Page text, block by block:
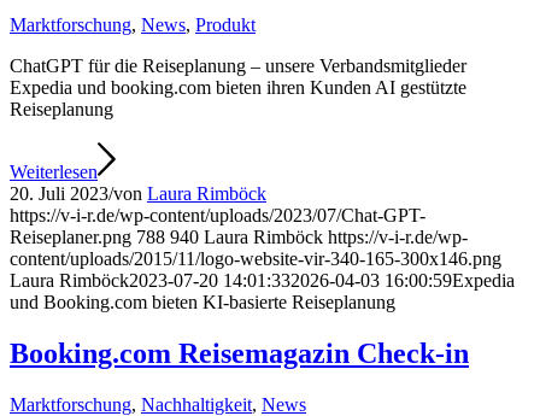
Marktforschung, News, Produkt
ChatGPT für die Reiseplanung – unsere Verbandsmitglieder
Expedia und booking.com bieten ihren Kunden AI gestützte
Reiseplanung
Weiterlesen
20. Juli 2023/von Laura Rimböck
https://v-i-r.de/wp-content/uploads/2023/07/Chat-GPT-
Reiseplaner.png 788 940 Laura Rimböck https://v-i-r.de/wp-
content/uploads/2015/11/logo-website-vir-340-165-300x146.png
Laura Rimböck2023-07-20 14:01:332026-04-03 16:00:59Expedia
und Booking.com bieten KI-basierte Reiseplanung
Booking.com Reisemagazin Check-in
Marktforschung, Nachhaltigkeit, News